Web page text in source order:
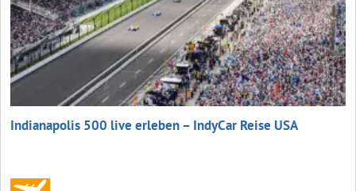
Indianapolis 500 live erleben – IndyCar Reise USA